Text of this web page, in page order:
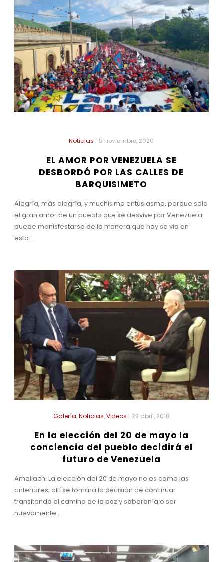
Noticias | 5 noviembre, 2020
EL AMOR POR VENEZUELA SE
DESBORDÓ POR LAS CALLES DE
BARQUISIMETO
Alegría, más alegría, y muchisimo entusiasmo, porque solo
el gran amor de un pueblo que se desvive por Venezuela
puede manisfestarse de la manera que hoy se vio en
esta...
Galería,Noticias,Videos | 22 abril, 2018
En la elección del 20 de mayo la
conciencia del pueblo decidirá el
futuro de Venezuela
Ameliach: La elección del 20 de mayo no es como las
anteriores; allí se tomará la decisión de continuar
transitando el camino de la paz y soberanía o ser
nuevamente...